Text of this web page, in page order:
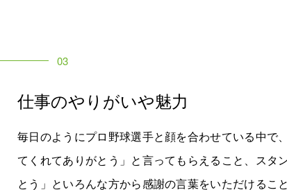
03
仕事のやりがいや魅力
毎日のようにプロ野球選手と顔を合わせている中で
てくれてありがとう」と言ってもらえること、スタ
とう」といろんな方から感謝の言葉をいただけるこ